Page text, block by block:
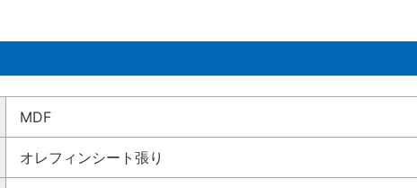
MDF
オレフィンシート張り